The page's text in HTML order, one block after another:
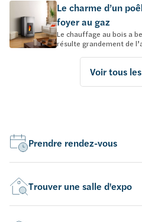
Le charme d’un
foyer au gaz
Le chauffage au bois a
résulte grandement de
Voir tous
Prendre rendez-vous
Trouver une salle d'expo